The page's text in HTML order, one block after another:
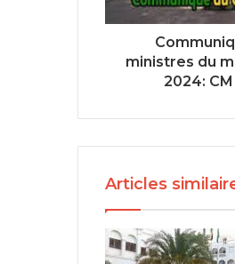
ministres du
2024:
Articles